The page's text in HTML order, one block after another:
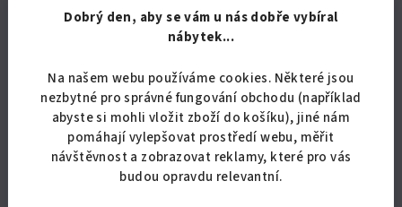
Dobrý den, aby se vám u nás dobře vybíral
nábytek...
Na našem webu používáme cookies. Některé jsou
nezbytné pro správné fungování obchodu (například
abyste si mohli vložit zboží do košíku), jiné nám
pomáhají vylepšovat prostředí webu, měřit
návštěvnost a zobrazovat reklamy, které pro vás
budou opravdu relevantní.
hodnocení
produktu
5,0
5
hvězdiček.
Detail
Věšák do předsíně, výběr barev a variant. šířka 114cm
Akce